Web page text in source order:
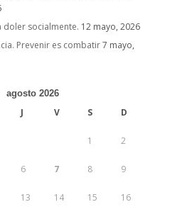
doler socialmente. 12 mayo, 2026
Prevenir es combatir7 mayo,
agosto 2026
J V S D
1 2
6 7 8 9
13 14 15 16